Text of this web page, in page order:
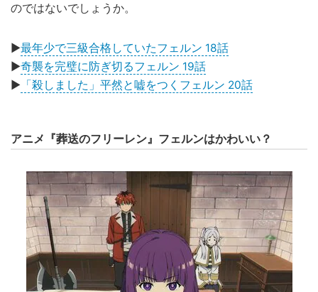
のではないでしょうか。
▶最年少で三級合格していたフェルン 18話
▶奇襲を完璧に防ぎ切るフェルン 19話
▶ 「殺しました」平然と嘘をつくフェルン 20話
アニメ『葬送のフリーレン』フェルンはかわいい？